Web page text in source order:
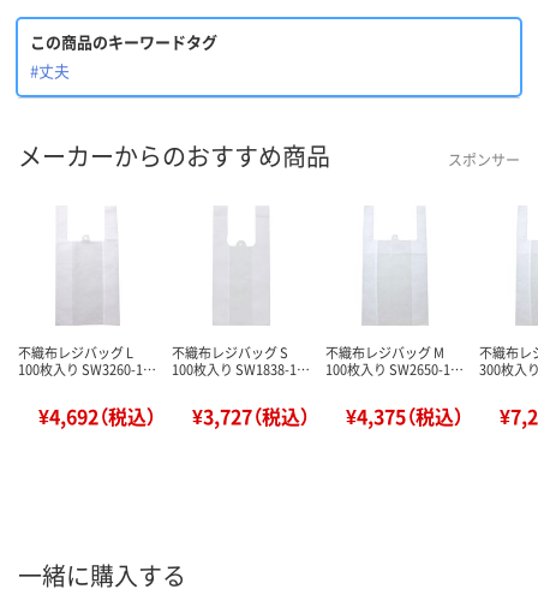
この商品のキーワードタグ
#丈夫
メーカーからのおすすめ商品 スポンサー
不織布レジバッグ L
100枚入り SW3260-1…
¥4,692（税込）
不織布レジバッグ S
100枚入り SW1838-1…
¥3,727（税込）
不織布レジバッグ M
100枚入り SW2650-1…
¥4,375（税込）
不織布レ
300枚入
一緒に購入する